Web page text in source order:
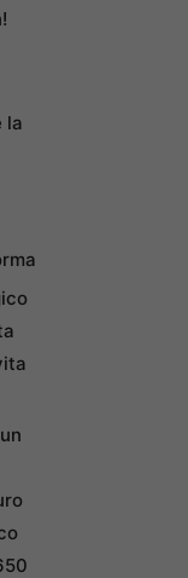
la